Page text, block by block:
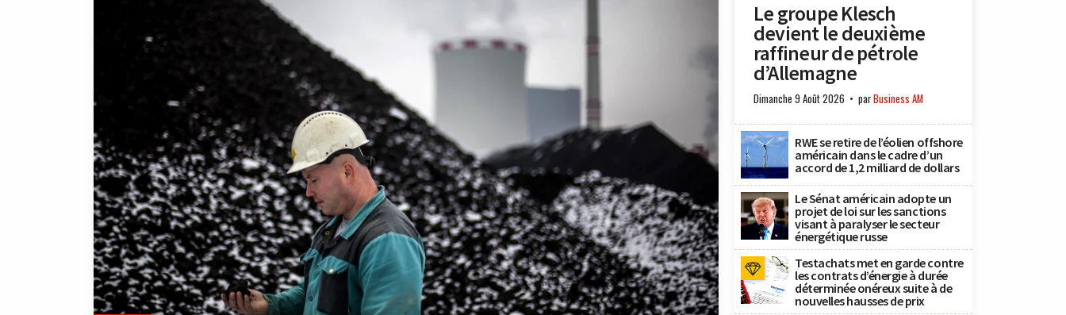
Le groupe Klesch
devient le deuxième
raffineur de pétrole
d’Allemagne
Dimanche 9 Août 2026 parBusiness AM
RWE se retire de l’éolien offshore
américain dans le cadre d’un
accord de 1,2 milliard de dollars
Le Sénat américain adopte un
projet de loi sur les sanctions
visant à paralyser le secteur
énergétique russe
Testachats met en garde contre
les contrats d’énergie à durée
déterminée onéreux suite à de
nouvelles hausses de prix